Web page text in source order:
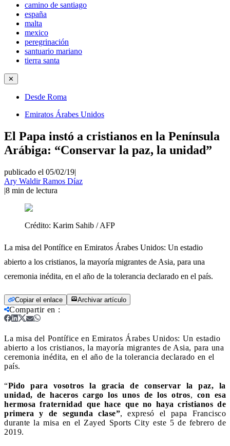
camino de santiago
españa
malta
mexico
peregrinación
santuario mariano
tierra santa
✕
Desde Roma
Emiratos Árabes Unidos
El Papa instó a cristianos en la Península
Arábiga: “Conservar la paz, la unidad”
publicado el 05/02/19|
Ary Waldir Ramos Díaz
|8 min de lectura
Crédito: Karim Sahib / AFP
La misa del Pontífice en Emiratos Árabes Unidos: Un estadio
abierto a los cristianos, la mayoría migrantes de Asia, para una
ceremonia inédita, en el año de la tolerancia declarado en el país.
Copiar el enlace Archivar artículo
Compartir en :
La misa del Pontífice en Emiratos Árabes Unidos: Un estadio
abierto a los cristianos, la mayoría migrantes de Asia, para una
ceremonia inédita, en el año de la tolerancia declarado en el
país.
“Pido para vosotros la gracia de conservar la paz, la
unidad, de haceros cargo los unos de los otros, con esa
hermosa fraternidad que hace que no haya cristianos de
primera y de segunda clase”, expresó el papa Francisco
durante la misa en el Zayed Sports City este 5 de febrero de
2019.